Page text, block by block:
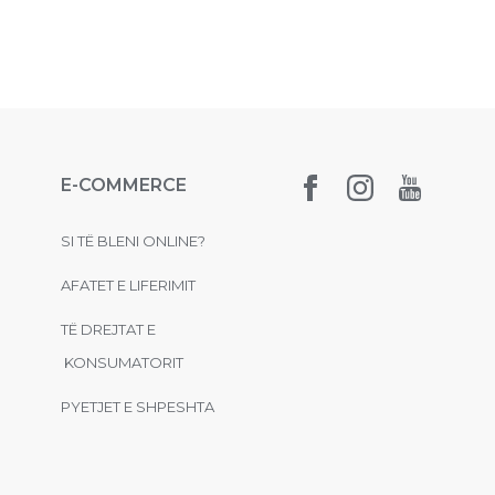
E-COMMERCE
SI TË BLENI ONLINE?
AFATET E LIFERIMIT
TË DREJTAT E
KONSUMATORIT
PYETJET E SHPESHTA